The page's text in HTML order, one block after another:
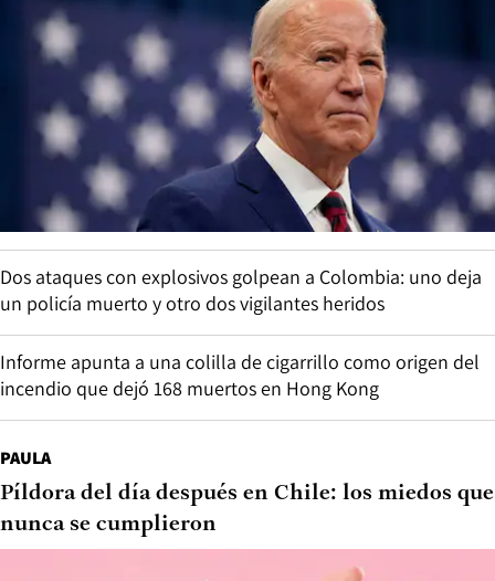
Dos ataques con explosivos golpean a Colombia: uno deja
un policía muerto y otro dos vigilantes heridos
Informe apunta a una colilla de cigarrillo como origen del
incendio que dejó 168 muertos en Hong Kong
PAULA
Píldora del día después en Chile: los miedos que
nunca se cumplieron